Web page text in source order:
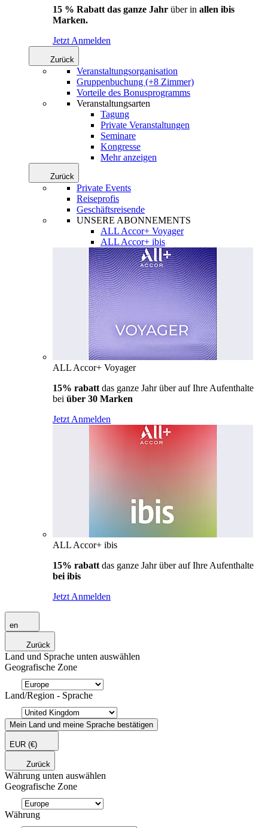
15 % Rabatt das ganze Jahr über in allen ibis
Marken.
Jetzt Anmelden
Zurück
Veranstaltungsorganisation
Gruppenbuchung (+8 Zimmer)
Vorteile des Bonusprogramms
Veranstaltungsarten
Tagung
Private Veranstaltungen
Seminare
Kongresse
Mehr anzeigen
Zurück
Private Events
Reiseprofis
Geschäftsreisende
UNSERE ABONNEMENTS
ALL Accor+ Voyager
ALL Accor+ ibis
ALL Accor+ Voyager
15% rabatt das ganze Jahr über auf Ihre Aufenthalte
bei über 30 Marken
Jetzt Anmelden
ALL Accor+ ibis
15% rabatt das ganze Jahr über auf Ihre Aufenthalte
bei ibis
Jetzt Anmelden
en
Zurück
Land und Sprache unten auswählen
Geografische Zone
Land/Region - Sprache
Mein Land und meine Sprache bestätigen
EUR (€)
Zurück
Währung unten auswählen
Geografische Zone
Währung